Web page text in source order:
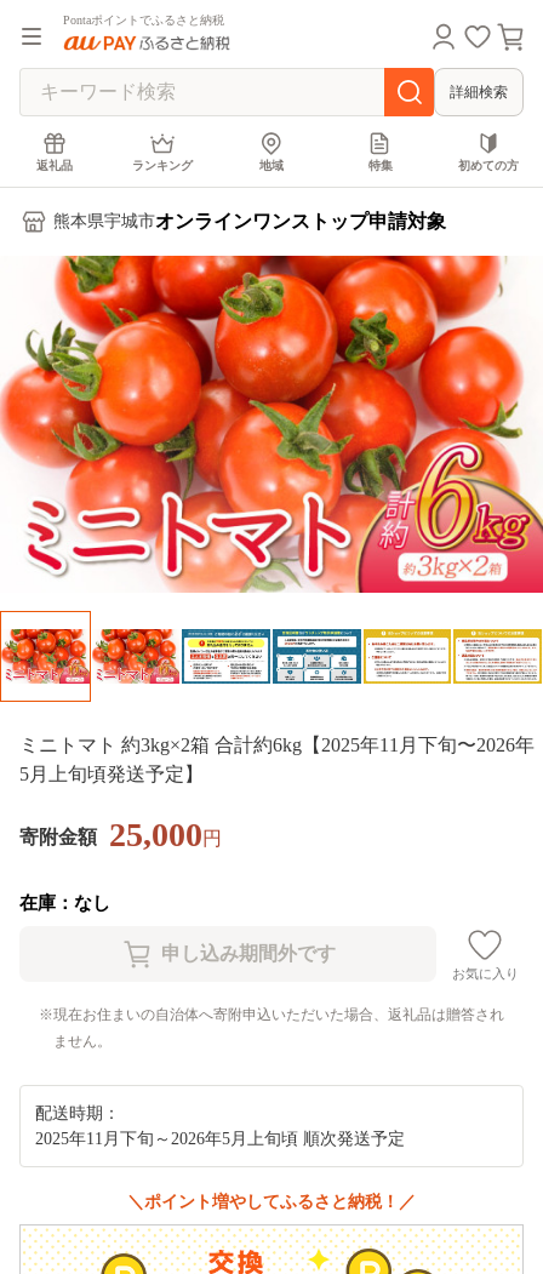
Pontaポイントでふるさと納税
詳細検索
返礼品 ランキング 地域 特集 初めての方
熊本県宇城市オンラインワンストップ申請対象
ミニトマト 約3kg×2箱 合計約6kg【2025年11月下旬〜2026年
5月上旬頃発送予定】
寄附金額 25,000円
在庫：なし
お気に入り
現在お住まいの自治体へ寄附申込いただいた場合、返礼品は贈答され
ません。
配送時期：
2025年11月下旬～2026年5月上旬頃 順次発送予定
＼ポイント増やしてふるさと納税！／